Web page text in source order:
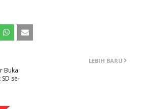
LEBIH BARU
Buka
se-